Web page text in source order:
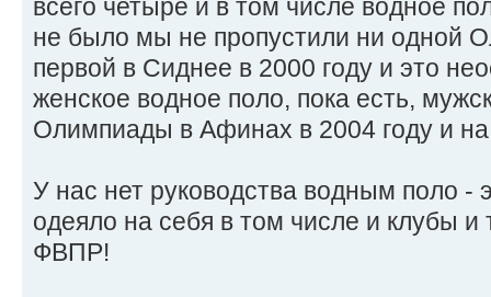
всего четыре и в том числе водное
не было мы не пропустили ни одной
первой в Сиднее в 2000 году и это
женское водное поло, пока есть,
Олимпиады в Афинах в 2004 году и на
У нас нет руководства водным поло -
одеяло на себя в том числе и клубы
ФВПР!